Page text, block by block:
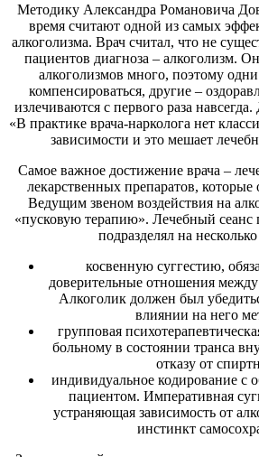
Методику Александра Романовича
время считают одной из самых
алкоголизма. Врач считал, что не
пациентов диагноза – алкоголизм.
алкоголизмов много, поэтому
компенсироваться, другие –
излечиваются с первого раза
«В практике врача-нарколога нет
зависимости и это мешает
Самое важное достижение врача –
лекарственных препаратов,
Ведущим звеном воздействия на
«пусковую терапию». Лечебный сеанс
подразделял на
косвенную суггестию,
доверительные отношения
Алкоголик должен был
влиянии на него
групповая
больному в состоянии транса
отказу от
индивидуальное кодирование с
пациентом. Императивная
устраняющая зависимость от
инстинкт